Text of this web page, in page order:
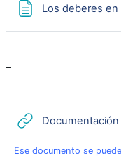
Los deberes
Ese documento se